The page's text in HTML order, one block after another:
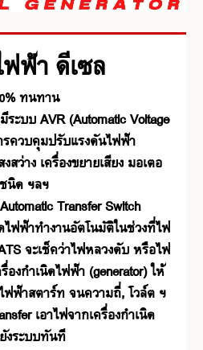
ฟฟ้า ดีเซล
ทนทาน
ะบบ AVR (Automatic Voltage
รควบคุมปรับแรงดันไฟฟ้า
สว่าง เครื่องขยายเสียง มอเตอ
นิด ฯลฯ
Transfer Switch
ไฟฟ้าทำงานอัตโนมัติในช่วงที่ไฟ
จะเช็คว่าไฟหลวงดับ หรือไฟ
งกำเนิดไฟฟ้า (generator) ให้
ฟฟ้าสตาร์ท จนความถี่, โวล์ต ฯ
เอาไฟจากเครื่องกำเนิด
งระบบทันที